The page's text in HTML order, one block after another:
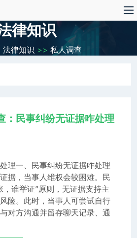
律知识
法律知识 >> 私人调查
：民事纠纷无证据咋处理
理一、民事纠纷无证据咋处理
据，当事人维权会较困难。民
，谁举证”原则，无证据支持主
险。此时，当事人可尝试自行
对方沟通并留存聊天记录、通